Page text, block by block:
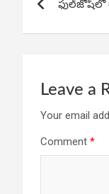
k
p
ఫుల్‌జోష్‌లో
Leave a
Your email
Comment *